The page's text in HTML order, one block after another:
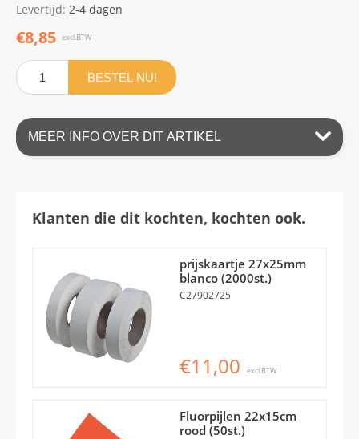
Levertijd: 2-4 dagen
€8,85 excl.BTW
BESTEL NU!
MEER INFO OVER DIT ARTIKEL
Klanten die dit kochten, kochten ook.
prijskaartje 27x25mm
blanco (2000st.)
C27902725
€11,00 excl.BTW
Fluorpijlen 22x15cm
rood (50st.)